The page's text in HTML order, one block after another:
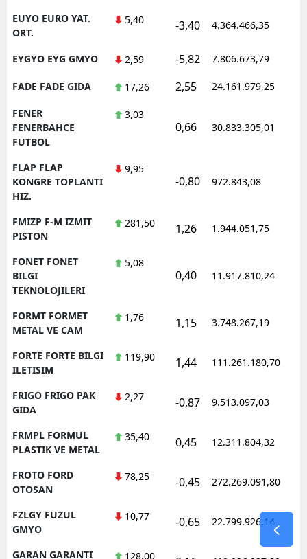
EUYO EURO YAT.
ORT.
5,40 -3,40 4.364.466,35
EYGYO EYG GMYO 2,59 -5,82 7.806.673,79
FADE FADE GIDA 17,26 2,55 24.161.979,25
FENER
FENERBAHCE
FUTBOL
3,03
0,66 30.833.305,01
FLAP FLAP
KONGRE TOPLANTI
HIZ.
9,95
-0,80 972.843,08
FMIZP F-M IZMIT
PISTON
281,50 1,26 1.944.051,75
FONET FONET
BILGI
TEKNOLOJILERI
5,08
0,40 11.917.810,24
FORMT FORMET
METAL VE CAM
1,76 1,15 3.748.267,19
FORTE FORTE BILGI
ILETISIM
119,90 1,44 111.261.180,70
FRIGO FRIGO PAK
GIDA
2,27 -0,87 9.513.097,03
FRMPL FORMUL
PLASTIK VE METAL
35,40 0,45 12.311.804,32
FROTO FORD
OTOSAN
78,25 -0,45 272.269.091,80
FZLGY FUZUL
GMYO
10,77 -0,65 22.799.926,14
GARAN GARANTI 128,00